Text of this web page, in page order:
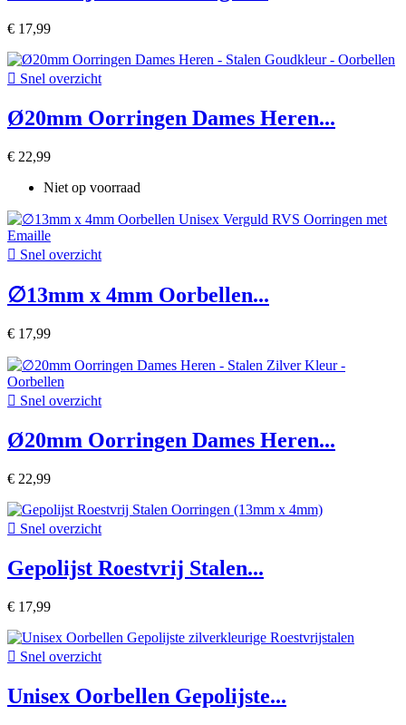
€ 17,99
 Snel overzicht
Ø20mm Oorringen Dames Heren...
€ 22,99
Niet op voorraad
 Snel overzicht
∅13mm x 4mm Oorbellen...
€ 17,99
 Snel overzicht
Ø20mm Oorringen Dames Heren...
€ 22,99
 Snel overzicht
Gepolijst Roestvrij Stalen...
€ 17,99
 Snel overzicht
Unisex Oorbellen Gepolijste...